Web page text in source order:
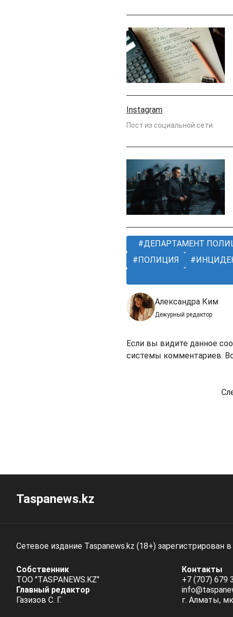
Instagram
Пост из социальной сети
ДЕПАРТАМЕНТ
ПОЛИЦИЯ
Александра Ким
Дежурный редактор
Если вы видите данное
системы комментариев.
Taspanews.kz
Сетевое издание Taspanews.kz (18+)
Собственник
ТОО "TASPANEWS.KZ"
Главный редактор
Газизов С. Г.
Контакты
+7 (707) 679
г. Алматы,